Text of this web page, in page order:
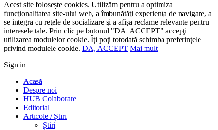
Acest site folosește cookies. Utilizăm pentru a optimiza
funcţionalitatea site-ului web, a îmbunătăţi experienţa de navigare, a
se integra cu reţele de socializare şi a afişa reclame relevante pentru
interesele tale. Prin clic pe butonul "DA, ACCEPT" accepţi
utilizarea modulelor cookie. Îţi poţi totodată schimba preferinţele
privind modulele cookie. DA, ACCEPT Mai mult
Sign in
Acasă
Despre noi
HUB Colaborare
Editorial
Articole / Știri
Știri